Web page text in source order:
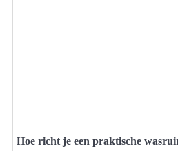
Hoe richt je een praktische